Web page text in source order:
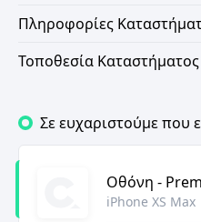
Πληροφορίες
Τοποθεσία Καταστήματος
Σε ευχαριστούμε που
Οθόνη -
iPhone XS Max